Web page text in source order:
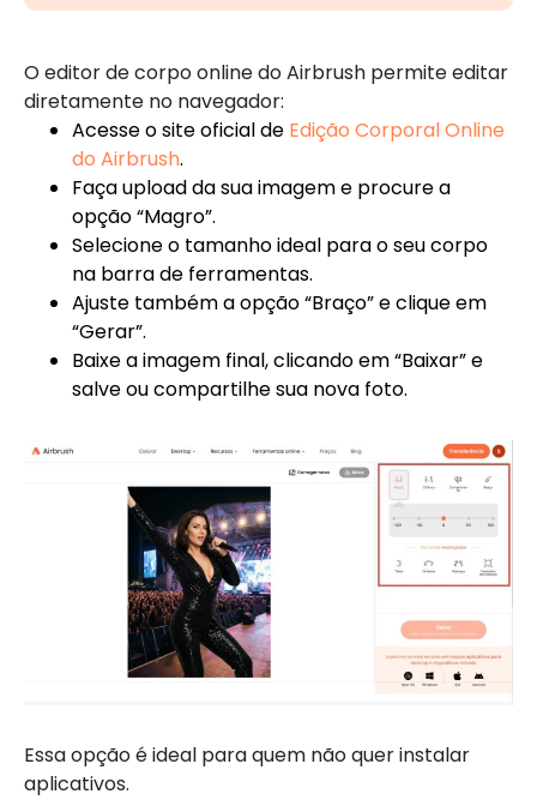
O editor de corpo online do Airbrush permite editar
diretamente no navegador:
Acesse o site oficial de Edição Corporal Online
do Airbrush.
Faça upload da sua imagem e procure a
opção “Magro”.
Selecione o tamanho ideal para o seu corpo
na barra de ferramentas.
Ajuste também a opção “Braço” e clique em
“Gerar”.
Baixe a imagem final, clicando em “Baixar” e
salve ou compartilhe sua nova foto.
Essa opção é ideal para quem não quer instalar
aplicativos.